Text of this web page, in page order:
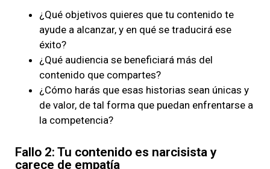
¿Qué objetivos quieres que tu contenido te
ayude a alcanzar, y en qué se traducirá ese
éxito?
¿Qué audiencia se beneficiará más del
contenido que compartes?
¿Cómo harás que esas historias sean únicas y
de valor, de tal forma que puedan enfrentarse a
la competencia?
Fallo 2: Tu contenido es narcisista y
carece de empatía